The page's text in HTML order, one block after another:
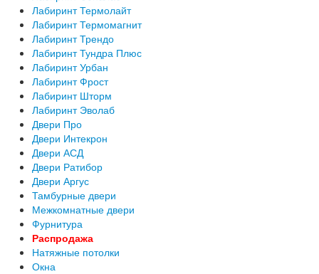
Лабиринт Термолайт
Лабиринт Термомагнит
Лабиринт Трендо
Лабиринт Тундра Плюс
Лабиринт Урбан
Лабиринт Фрост
Лабиринт Шторм
Лабиринт Эволаб
Двери Про
Двери Интекрон
Двери АСД
Двери Ратибор
Двери Аргус
Тамбурные двери
Межкомнатные двери
Фурнитура
Распродажа
Натяжные потолки
Окна